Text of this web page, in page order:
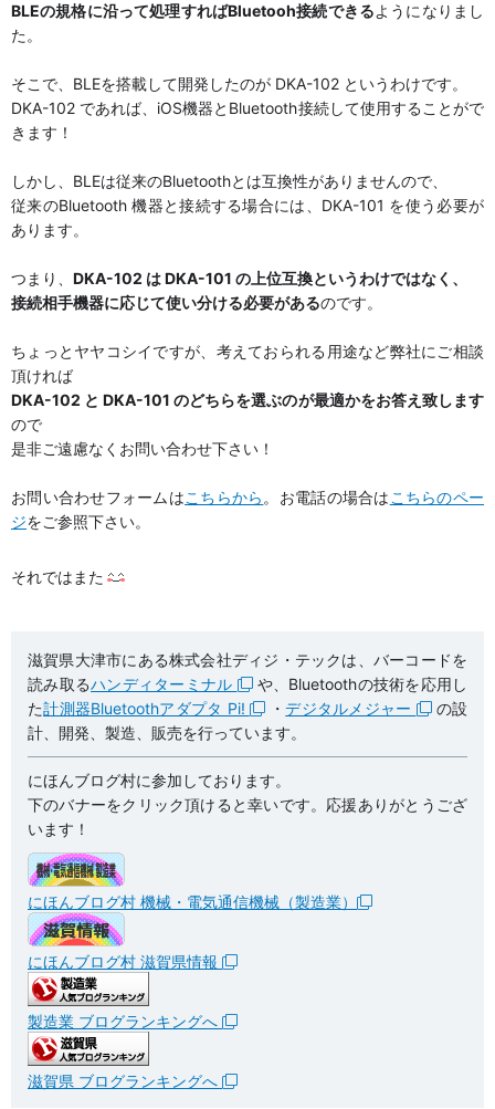
BLEの規格に沿って処理すればBluetooh接続できるようになりまし
た。
そこで、BLEを搭載して開発したのが DKA-102 というわけです。
DKA-102 であれば、iOS機器とBluetooth接続して使用することがで
きます！
しかし、BLEは従来のBluetoothとは互換性がありませんので、
従来のBluetooth 機器と接続する場合には、DKA-101 を使う必要が
あります。
つまり、 DKA-102 は DKA-101 の上位互換というわけではなく、
接続相手機器に応じて使い分ける必要があるのです。
ちょっとヤヤコシイですが、考えておられる用途など弊社にご相談
頂ければ
DKA-102 と DKA-101 のどちらを選ぶのが最適かをお答え致します
ので
是非ご遠慮なくお問い合わせ下さい！
お問い合わせフォームはこちらから 。お電話の場合は こちらのペー
ジをご参照下さい。
それではまた
滋賀県大津市にある株式会社ディジ・テックは、バーコードを
読み取るハンディターミナル
や、Bluetoothの技術を応用し
た計測器Bluetoothアダプタ Pi! ・デジタルメジャー
の設
計、開発、製造、販売を行っています。
にほんブログ村に参加しております。
下のバナーをクリック頂けると幸いです。応援ありがとうござ
います！
にほんブログ村 機械・電気通信機械（製造業）
にほんブログ村 滋賀県情報
製造業 ブログランキングへ
滋賀県 ブログランキングへ